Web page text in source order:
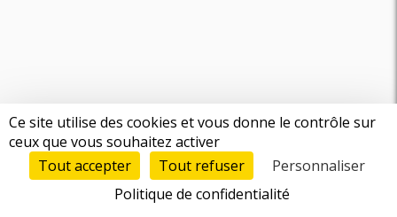
Ce site utilise des cookies et vous donne le contrôle sur
ceux que vous souhaitez activer
Tout accepter
Tout refuser
Personnaliser
Politique de confidentialité